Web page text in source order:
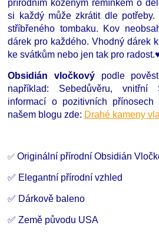
přírodním koženým řemínkem o
si každý může zkrátit dle
stříbřeného tombaku. Kov
dárek pro každého. Vhodný dárek
ke svátkům nebo jen tak pro
Obsidián vločkovýpodle
například: Sebedůvěru,
informací o pozitivních
našem blogu zde: Drahé kameny
✅Originální přírodní Obsidián
✅ Elegantní přírodní vzhled
✅ Dárkově baleno
✅ Země původu USA